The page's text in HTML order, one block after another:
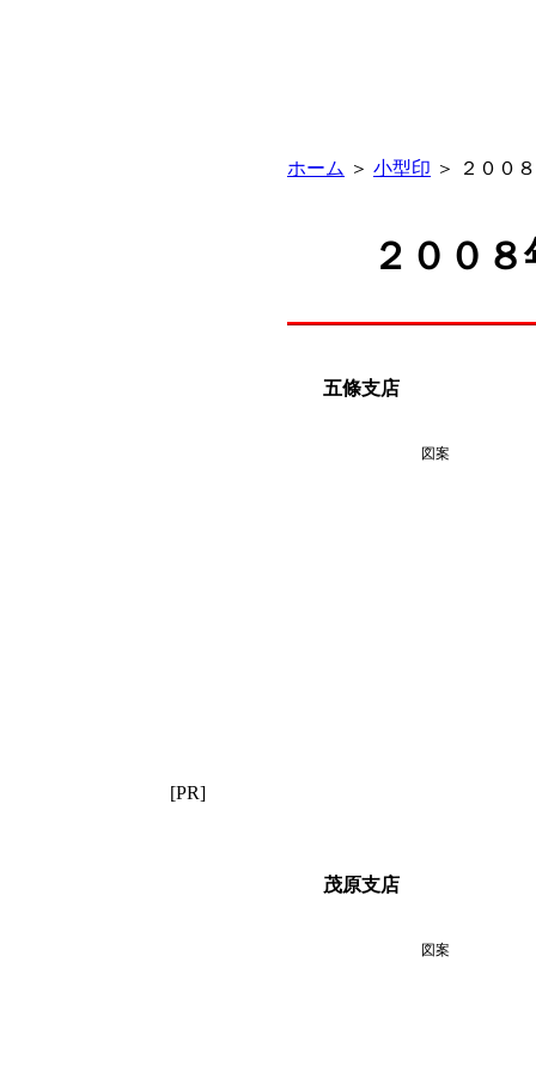
ホーム ＞ 小型印 ＞ ２００
２００
五條支店
図案
茂原支店
図案
[PR]